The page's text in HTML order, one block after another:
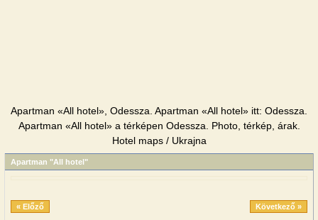
Apartman «All hotel», Odessza. Apartman «All hotel» itt: Odessza.
Apartman «All hotel» a térképen Odessza. Photo, térkép, árak.
Hotel maps / Ukrajna
Apartman "All hotel"
« Előző Következő »